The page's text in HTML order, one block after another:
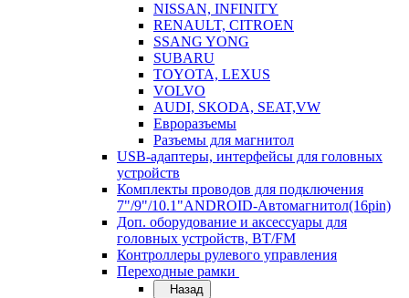
NISSAN, INFINITY
RENAULT, CITROEN
SSANG YONG
SUBARU
TOYOTA, LEXUS
VOLVO
AUDI, SKODA, SEAT,VW
Евроразъемы
Разъемы для магнитол
USB-адаптеры, интерфейсы для головных
устройств
Комплекты проводов для подключения
7"/9"/10.1"ANDROID-Автомагнитол(16pin)
Доп. оборудование и аксессуары для
головных устройств, BT/FM
Контроллеры рулевого управления
Переходные рамки
Назад